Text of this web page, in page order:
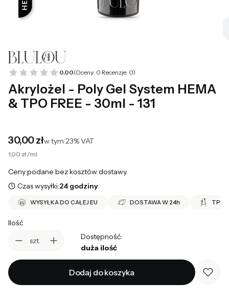
0.00(Oceny: 0 Recenzje: 0)
Akrylożel - Poly Gel System HEMA
& TPO FREE - 30ml - 131
Cena
30,00 złw tym 23% VAT
w tym 23%VAT
1,00 zł / ml
Ceny podane bez kosztów dostawy.
Czas wysyłki:24 godziny
WYSYŁKA DO CAŁEJ EU DOSTAWA W 24h TPO
Ilość
szt.
Dostępność:
duża ilość
Dodaj do koszyka